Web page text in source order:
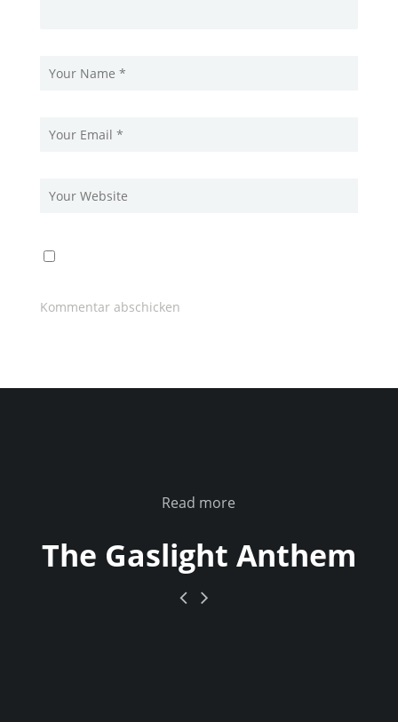
Read more
The Gaslight Anthem